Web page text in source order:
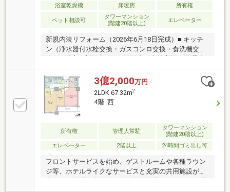
浴室乾燥機 床暖房 所有権
ペット相談可
タワーマンション
(階建20階以上)
エレベーター
新規内装リフォーム（2026年6月18日完成）■ キッチ
ン（浄水器付水栓交換・ガスコンロ交換・食洗機交
燥機新規交換）■ トイレ（温水洗浄付便器交換・手洗
いカウンター交換）■ その他（天カセ型エアコン2基交
換・照明新設（一部交換）・ウッドパネル交換・ エ
コカラット施工・フローリング上貼・クロス張替
等）■24階部分北向き住戸■1LDK+S＋WIC／
47.34m2■LDから東京タワーを望む（天候による）■LD
部分床暖房有り
3億2,000万円
2LDK 67.32m2
4階 西
所有権 管理人常駐
タワーマンション
(階建20階以上)
エレベーター
2階以上 24時間ゴミ出し可
フロントサービスを始め、ゲストルームや各種ラウン
ジ等、ホテルライクなサービスと充実の共用施設が魅